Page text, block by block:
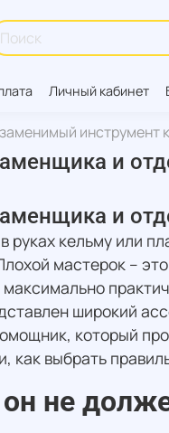
Личный кабинет
инструмент
и
и
кельму или
мастерок –
широкий
который
выбрать
он не